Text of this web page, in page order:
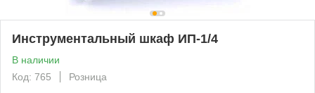
Инструментальный шкаф ИП-1/4
В наличии
Код: 765
Розница